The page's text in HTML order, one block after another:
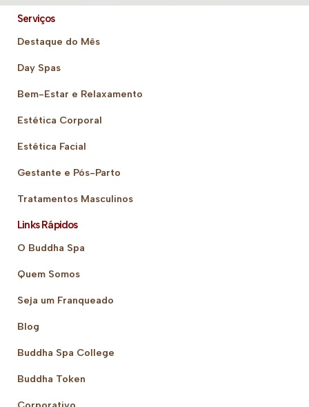
Serviços
Destaque do Mês
Day Spas
Bem-Estar e Relaxamento
Estética Corporal
Estética Facial
Gestante e Pós-Parto
Tratamentos Masculinos
Links Rápidos
O Buddha Spa
Quem Somos
Seja um Franqueado
Blog
Buddha Spa College
Buddha Token